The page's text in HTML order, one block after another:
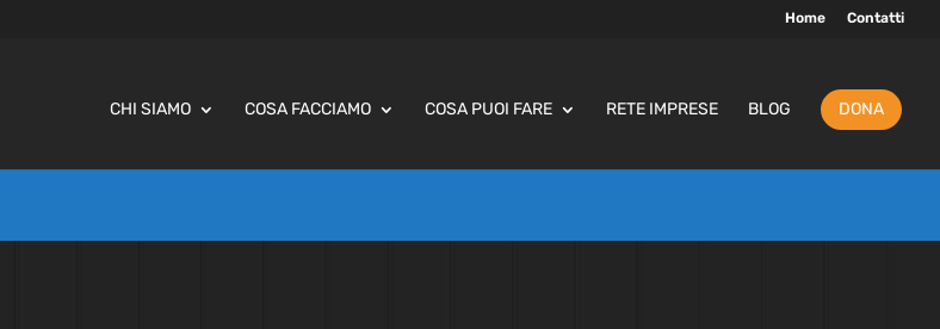
Home Contatti
CHI SIAMO COSA FACCIAMO COSA PUOI FARE RETE IMPRESE BLOG DONA